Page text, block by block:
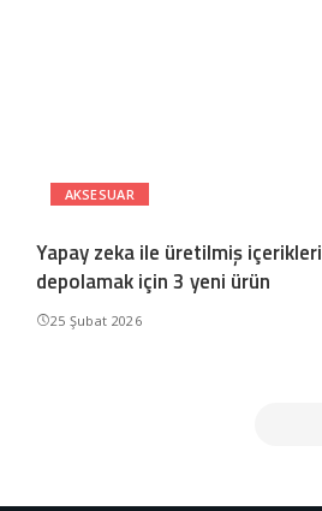
AKSESUAR
Yapay zeka ile üretilmiş içerikleri
depolamak için 3 yeni ürün
25 Şubat 2026